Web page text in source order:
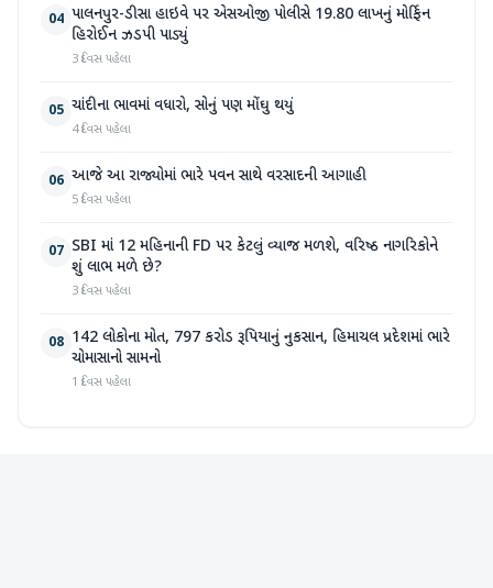
04 પાલનપુર-ડીસા હાઇવે પર એસઓજી પોલીસે 19.80 લાખનું મોર્ફિન
હિરોઈન ઝડપી પાડ્યું
3 દિવસ પહેલા
05 ચાંદીના ભાવમાં વધારો, સોનું પણ મોંઘુ થયું
4 દિવસ પહેલા
06 આજે આ રાજ્યોમાં ભારે પવન સાથે વરસાદની આગાહી
5 દિવસ પહેલા
07 SBI માં 12 મહિનાની FD પર કેટલું વ્યાજ મળશે, વરિષ્ઠ નાગરિકોને
શું લાભ મળે છે?
3 દિવસ પહેલા
08 142 લોકોના મોત, 797 કરોડ રૂપિયાનું નુકસાન, હિમાચલ પ્રદેશમાં ભારે
ચોમાસાનો સામનો
1 દિવસ પહેલા